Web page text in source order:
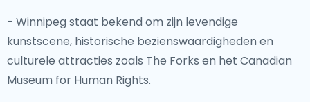
- Winnipeg staat bekend om zijn levendige
kunstscene, historische bezienswaardigheden en
culturele attracties zoals The Forks en het Canadian
Museum for Human Rights.